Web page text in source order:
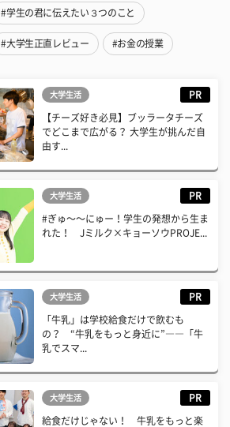
#学生の君に伝えたい３つのこと
#大学生正直レビュー #お金の授業
大学生活 PR
【チーズ好き必見】ブッラータチーズ
でどこまで広がる？ 大学生が挑んだ自
由す...
大学生活 PR
#ぎゅ〜〜にゅー！学生の発想から生ま
れた！ Jミルク×キョーソウPROJE...
大学生活 PR
「牛乳」は学校給食だけで飲むも
の？ “牛乳をもっと身近に”――「牛
乳でスマ...
大学生活 PR
給食だけじゃない！ 牛乳をもっと楽